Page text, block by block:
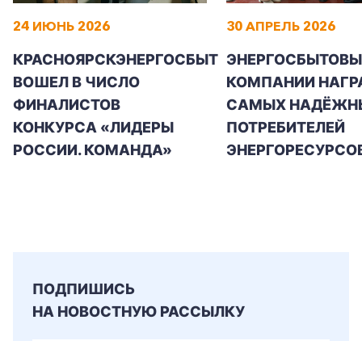
24 ИЮНЬ 2026
КРАСНОЯРСКЭНЕРГОСБЫТ
ВОШЕЛ В ЧИСЛО
ФИНАЛИСТОВ
КОНКУРСА «ЛИДЕРЫ
РОССИИ. КОМАНДА»
30 АПРЕЛЬ 2026
КОМПАНИИ
САМЫХ
ПОТРЕБИТЕЛЕЙ
ПОДПИШИСЬ
НА НОВОСТНУЮ РАССЫЛКУ